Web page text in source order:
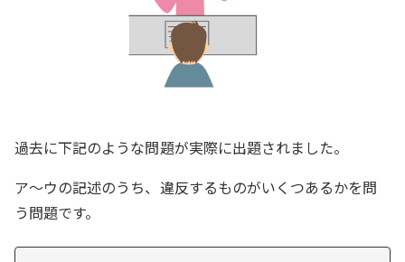
過去に下記のような問題が実際に出題されました。
ア～ウの記述のうち、違反するものがいくつあるかを問
う問題です。